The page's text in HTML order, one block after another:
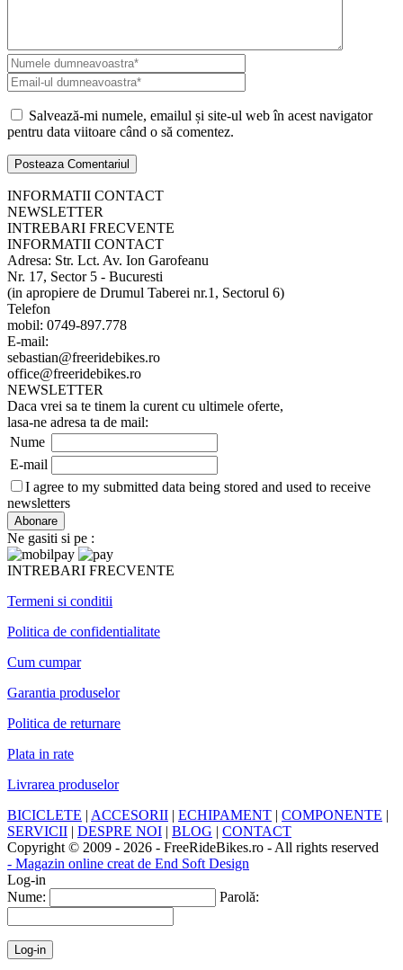
Salvează-mi numele, emailul și site-ul web în acest navigator
pentru data viitoare când o să comentez.
INFORMATII CONTACT
NEWSLETTER
INTREBARI FRECVENTE
INFORMATII CONTACT
Adresa: Str. Lct. Av. Ion Garofeanu
Nr. 17, Sector 5 - Bucuresti
(in apropiere de Drumul Taberei nr.1, Sectorul 6)
Telefon
mobil: 0749-897.778
E-mail:
sebastian@freeridebikes.ro
office@freeridebikes.ro
NEWSLETTER
Daca vrei sa te tinem la curent cu ultimele oferte,
lasa-ne adresa ta de mail:
Nume
E-mail
I agree to my submitted data being stored and used to receive
newsletters
Ne gasiti si pe :
INTREBARI FRECVENTE
Termeni si conditii
Politica de confidentialitate
Cum cumpar
Garantia produselor
Politica de returnare
Plata in rate
Livrarea produselor
BICICLETE | ACCESORII | ECHIPAMENT | COMPONENTE |
SERVICII | DESPRE NOI | BLOG | CONTACT
Copyright © 2009 - 2026 - FreeRideBikes.ro - All rights reserved
- Magazin online creat de End Soft Design
Log-in
Nume:
Parolă: